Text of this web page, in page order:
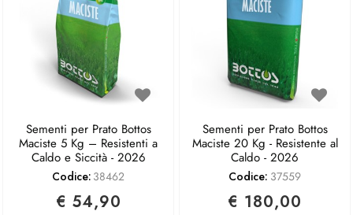
Sementi per Prato Bottos
Maciste 5 Kg – Resistenti a
Caldo e Siccità - 2026
Codice: 38462
€ 54,90
Sementi per Prato Bottos
Maciste 20 Kg - Resistente al
Caldo - 2026
Codice: 37559
€ 180,00